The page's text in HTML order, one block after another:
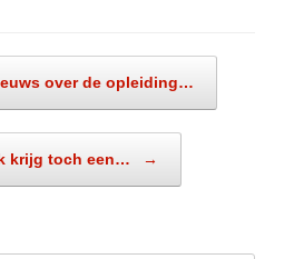
over de opleiding…
krijg toch een… →